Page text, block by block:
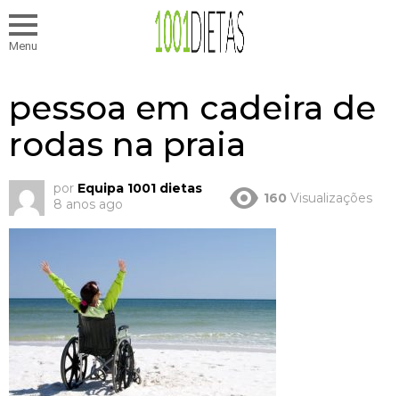
Menu
pessoa em cadeira de
rodas na praia
por Equipa 1001 dietas
8 anos ago
160 Visualizações